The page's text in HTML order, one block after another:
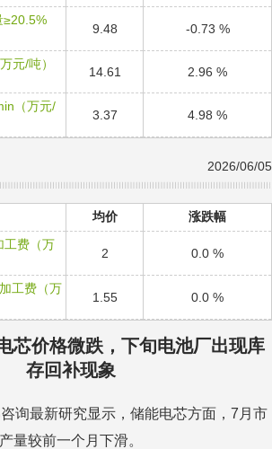
≥20.5%
9.48 -0.73 %
元/吨）
14.61 2.96 %
（万元/
3.37 4.98 %
2026/06/05
均价
涨跌幅
工费（万
2 0.0 %
工费（万
1.55 0.0 %
芯价格微跌，下旬电池厂出现库
存回补现象
询最新研究显示，储能电芯方面，7月市
量较前一个月下滑。